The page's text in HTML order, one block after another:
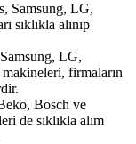
Samsung, LG,
sıklıkla alınıp
LG,
firmaların
Bosch ve
de sıklıkla alım